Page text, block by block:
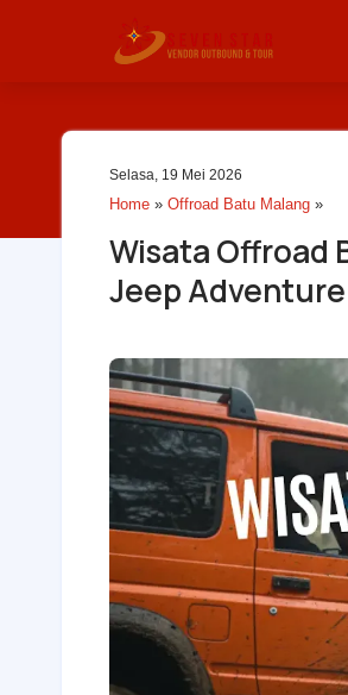
Selasa, 19 Mei 2026
Home » Offroad Batu Malang »
Wisata Offroad
Jeep